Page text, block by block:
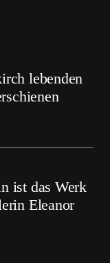
lebenden
ist das Werk
Eleanor